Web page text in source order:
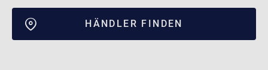
HÄNDLER FINDEN